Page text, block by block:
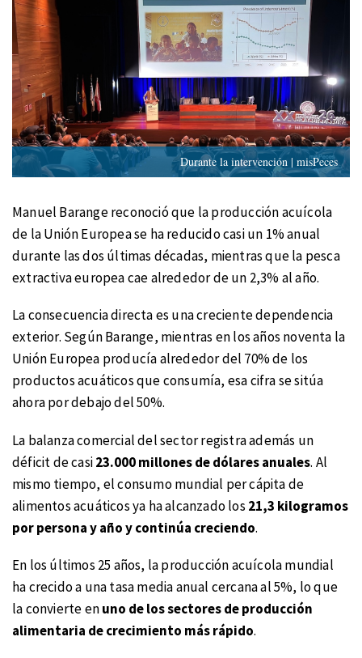
Durante la intervención | misPeces
Manuel Barange reconoció que la producción acuícola
de la Unión Europea se ha reducido casi un 1% anual
durante las dos últimas décadas, mientras que la pesca
extractiva europea cae alrededor de un 2,3% al año.
La consecuencia directa es una creciente dependencia
exterior. Según Barange, mientras en los años noventa la
Unión Europea producía alrededor del 70% de los
productos acuáticos que consumía, esa cifra se sitúa
ahora por debajo del 50%.
La balanza comercial del sector registra además un
déficit de casi23.000 millones de dólares anuales. Al
mismo tiempo, el consumo mundial per cápita de
alimentos acuáticos ya ha alcanzado los 21,3 kilogramos
por persona y año y continúa creciendo.
En los últimos 25 años, la producción acuícola mundial
ha crecido a una tasa media anual cercana al 5%, lo que
la convierte enuno de los sectores de producción
alimentaria de crecimiento más rápido.